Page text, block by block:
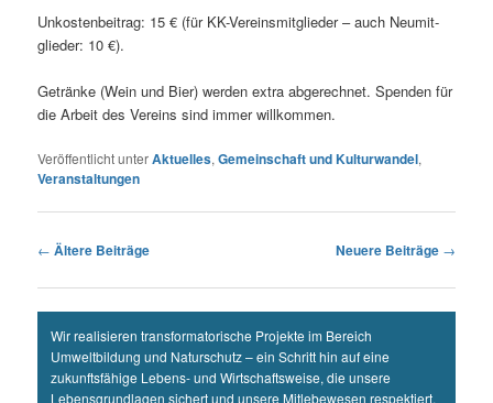
Unkos­ten­bei­trag: 15 € (für KK-Ver­eins­mit­glie­der – auch Neu­mit­
glie­der: 10 €).
Geträn­ke (Wein und Bier) wer­den extra abge­rech­net. Spen­den für
die Arbeit des Ver­eins sind immer willkommen.
Veröffentlicht unterAktuelles,Gemeinschaft und Kulturwandel,
Veranstaltungen
Beitragsnavigation
← Ältere Beiträge Neuere Beiträge →
Wir realisieren transformatorische Projekte im Bereich
Umweltbildung und Naturschutz – ein Schritt hin auf eine
zukunftsfähige Lebens- und Wirtschaftsweise, die unsere
Lebensgrundlagen sichert und unsere Mitlebewesen respektiert.